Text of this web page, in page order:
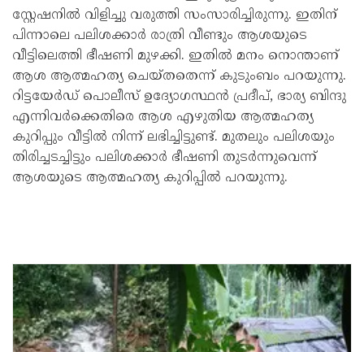
സ്റ്റേഷനില്‍ വിളിച്ചു വരുത്തി സംസാരിച്ചിരുന്നു. ഇതിന്
പിന്നാലെ പലിശക്കാര്‍ രാത്രി വീണ്ടും ആശയുടെ
വീട്ടിലെത്തി ഭീഷണി മുഴക്കി. ഇതില്‍ മനം നൊന്താണ്
ആശ ആത്മഹത്യ ചെയ്തതെന്ന് കുടുംബം പറയുന്നു.
റിട്ടയേര്‍ഡ് പൊലീസ് ഉദ്യോഗസ്ഥന്‍ പ്രദീപ്, ഭാര്യ ബിന്ദു
എന്നിവര്‍ക്കെതിരെ ആശ എഴുതിയ ആത്മഹത്യ
കുറിപ്പും വീട്ടില്‍ നിന്ന് ലഭിച്ചിട്ടുണ്ട്. മുതലും പലിശയും
തിരിച്ചടച്ചിട്ടും പലിശക്കാര്‍ ഭീഷണി തുടര്‍ന്നുവെന്ന്
ആശയുടെ ആത്മഹത്യ കുറിപ്പില്‍ പറയുന്നു.